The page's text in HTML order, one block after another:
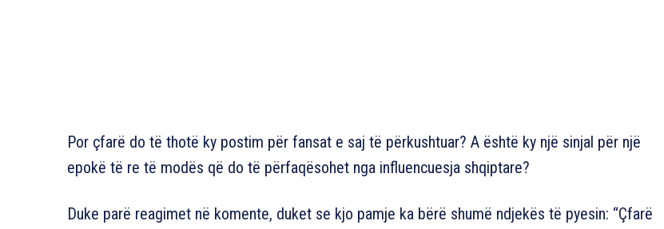
Por çfarë do të thotë ky postim për fansat e saj të përkushtuar? A është ky një sinjal për një
epokë të re të modës që do të përfaqësohet nga influencuesja shqiptare?
Duke parë reagimet në komente, duket se kjo pamje ka bërë shumë ndjekës të pyesin: “Çfarë